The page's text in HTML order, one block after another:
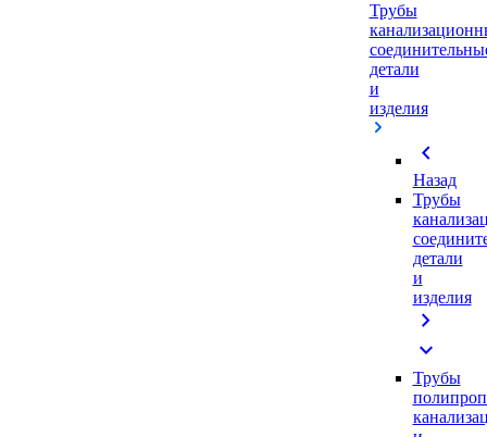
Трубы
детали
и
изделия
chevron_left
Назад
Трубы
детали
и
изделия
chevron_right
expand_more
Трубы